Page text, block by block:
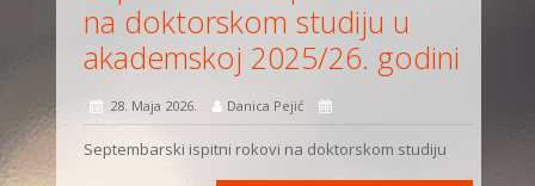
na doktorskom studiju u
akademskoj 2025/26. godini
28. Maja 2026. Danica Pejić
Septembarski ispitni rokovi na doktorskom studiju